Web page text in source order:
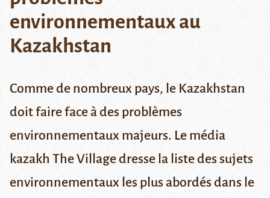
environnementaux au
Kazakhstan
Comme de nombreux pays, le Kazakhstan
doit faire face à des problèmes
environnementaux majeurs. Le média
kazakh The Village dresse la liste des sujets
environnementaux les plus abordés dans le